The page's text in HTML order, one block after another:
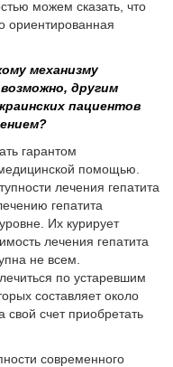
можем сказать, что
механизму
другим
пациентов
гарантом
помощью.
лечения гепатита
гепатита
Их курирует
лечения гепатита
не всем.
по устаревшим
составляет около
свой счет приобретать
современного